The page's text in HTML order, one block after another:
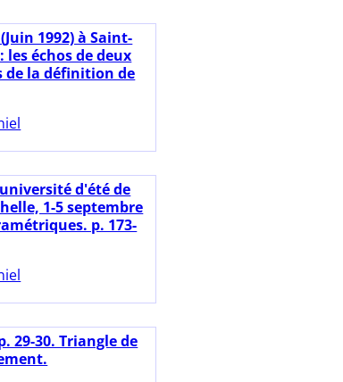
1992) à Saint-
les échos de deux
de la définition de
d'été de
1-5 septembre
p. 173-
29-30. Triangle de